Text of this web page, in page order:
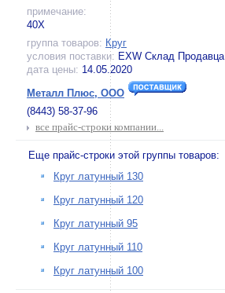
примечание:
40Х
группа товаров: Круг
условия поставки: EXW Склад Продавца
дата цены: 14.05.2020
Металл Плюс, ООО
(8443) 58-37-96
все прайс-строки компании...
Еще прайс-строки этой группы товаров:
Круг латунный 130
Круг латунный 120
Круг латунный 95
Круг латунный 110
Круг латунный 100